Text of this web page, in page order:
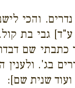
והכי
גבי בת
שם
בג'.
שנית שם]: